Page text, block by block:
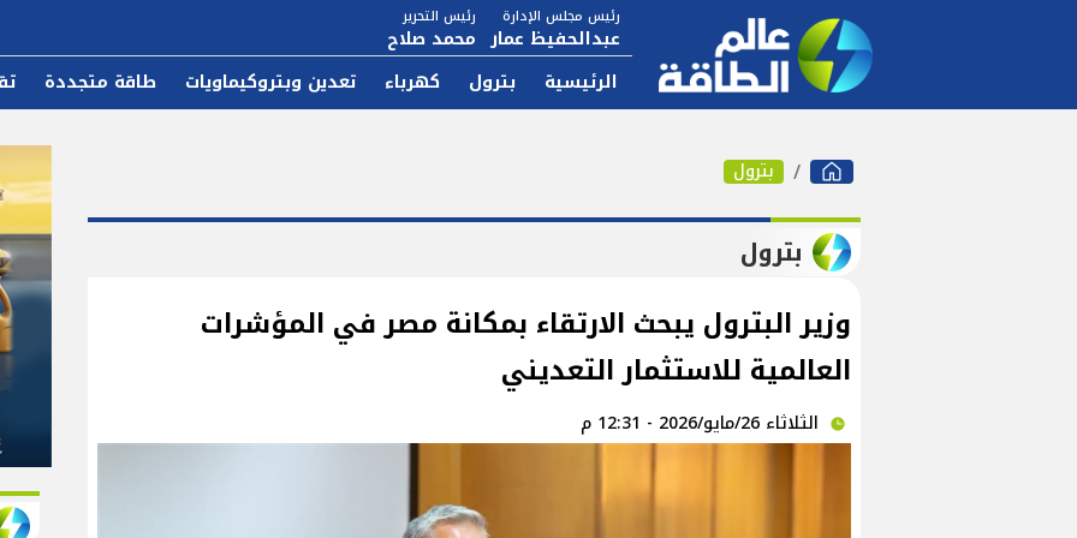
رئيس مجلس الإدارة
عبدالحفيظ عمار
رئيس التحرير
محمد صلاح
الرئيسية بترول كهرباء تعدين وبتروكيماويات طاقة متجددة
بترول
بترول
وزير البترول يبحث الارتقاء بمكانة مصر في المؤشرات
العالمية للاستثمار التعديني
الثلاثاء 26/مايو/2026 - 12:31 م